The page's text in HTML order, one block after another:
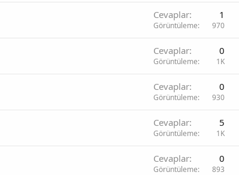
Cevaplar 1
Görüntüleme 970
Cevaplar 0
Görüntüleme 1K
Cevaplar 0
Görüntüleme 930
Cevaplar 5
Görüntüleme 1K
Cevaplar 0
Görüntüleme 893